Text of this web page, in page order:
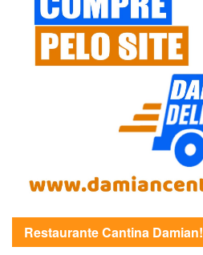
Restaurante Cantina Damian!